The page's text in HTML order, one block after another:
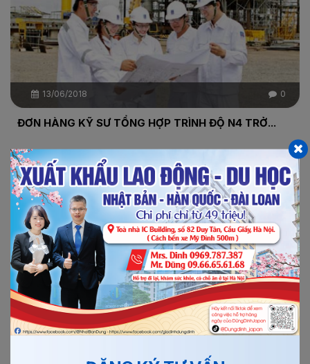
13/06/2018 0
ĐƠN HÀNG KỸ SƯ TỔNG HỢP TRÌNH ĐỘ N4 TRỞ...
1. NỘI DUNG TUYỂN DỤNG Số lượng : 15 Nam Nơi làm
việc: Aichi, Nagoya,Shigaken,Kagawa Ngành nghê: KỸ
SƯ Công việc cụ thể: Thiết kế bản vẽ, thi công công trình,
quản...
Xem thêm
Chi tiết